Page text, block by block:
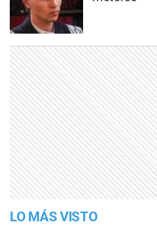
LO MÁS VISTO